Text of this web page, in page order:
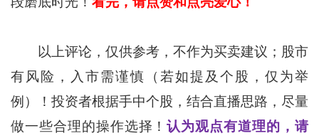
以上评论，仅供参考，不作为买卖建议；股市
有风险，入市需谨慎（若如提及个股，仅为举
例）！投资者根据手中个股，结合直播思路，尽量
做一些合理的操作选择！认为观点有道理的，请